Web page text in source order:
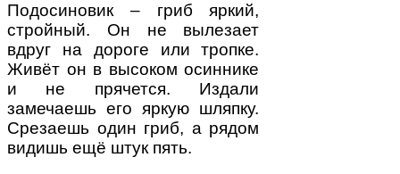
Подосиновик – гриб яркий,
стройный. Он не вылезает
вдруг на дороге или тропке.
Живёт он в высоком осиннике
и не прячется. Издали
замечаешь его яркую шляпку.
Срезаешь один гриб, а рядом
видишь ещё штук пять.